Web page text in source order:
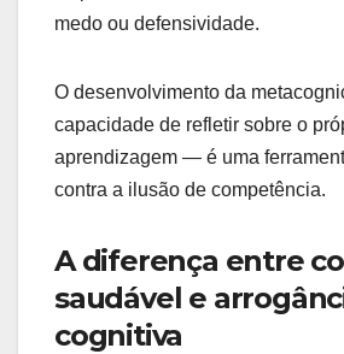
medo ou defensividade.
O desenvolvimento da
capacidade de refletir sobre o
aprendizagem — é uma
contra a ilusão de competência.
A diferença entre
saudável e
cognitiva